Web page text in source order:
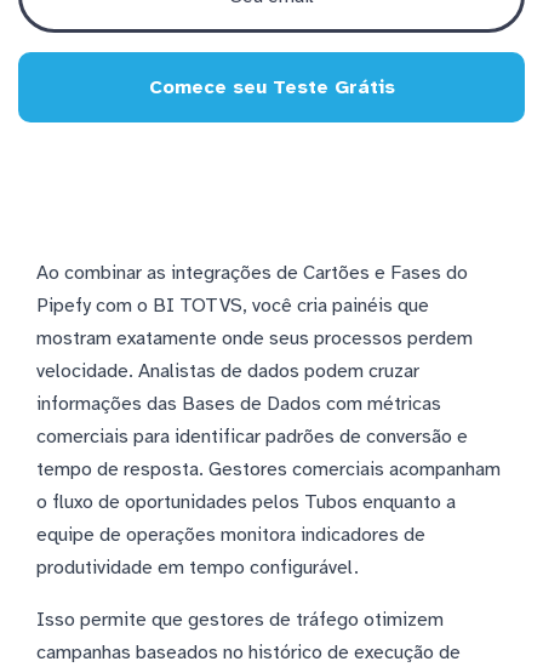
Comece seu Teste Grátis
Ao combinar as integrações de Cartões e Fases do
Pipefy com o BI TOTVS, você cria painéis que
mostram exatamente onde seus processos perdem
velocidade. Analistas de dados podem cruzar
informações das Bases de Dados com métricas
comerciais para identificar padrões de conversão e
tempo de resposta. Gestores comerciais acompanham
o fluxo de oportunidades pelos Tubos enquanto a
equipe de operações monitora indicadores de
produtividade em tempo configurável.
Isso permite que gestores de tráfego otimizem
campanhas baseados no histórico de execução de